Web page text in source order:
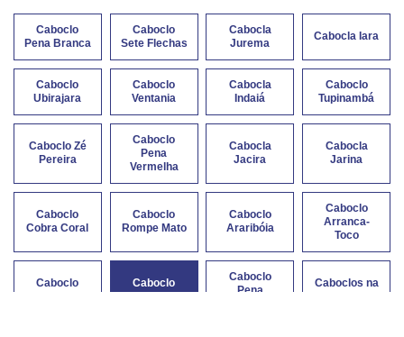
Caboclo
Pena Branca
Caboclo
Sete Flechas
Cabocla
Jurema
Cabocla Iara
Caboclo
Ubirajara
Caboclo
Ventania
Cabocla
Indaiá
Caboclo
Tupinambá
Caboclo Zé
Pereira
Caboclo
Pena
Vermelha
Cabocla
Jacira
Cabocla
Jarina
Caboclo
Cobra Coral
Caboclo
Rompe Mato
Caboclo
Araribóia
Caboclo
Arranca-
Toco
Caboclo
Caboclo
Caboclo
Pena
Caboclos na